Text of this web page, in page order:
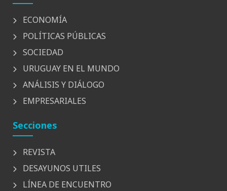
ECONOMÍA
POLÍTICAS PÚBLICAS
SOCIEDAD
URUGUAY EN EL MUNDO
ANÁLISIS Y DIÁLOGO
EMPRESARIALES
Secciones
REVISTA
DESAYUNOS UTILES
LÍNEA DE ENCUENTRO